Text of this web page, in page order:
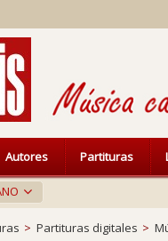
Autores Partituras
> Partituras digitales >